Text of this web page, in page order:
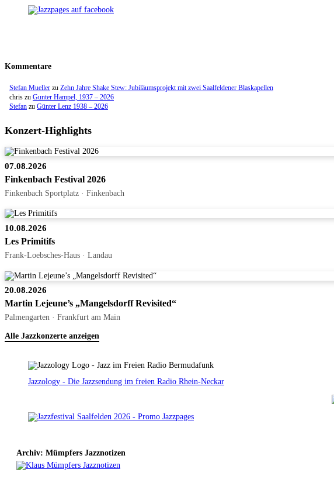
Kommentare
Stefan Mueller zu Zehn Jahre Shake Stew: Jubiläumsprojekt mit zwei Saalfeldener Blaskapellen
chris zu Gunter Hampel, 1937 – 2026
Stefan zu Günter Lenz 1938 – 2026
Konzert-Highlights
07.08.2026
Finkenbach Festival 2026
Finkenbach Sportplatz · Finkenbach
10.08.2026
Les Primitifs
Frank-Loebsches-Haus · Landau
20.08.2026
Martin Lejeune’s „Mangelsdorff Revisited“
Palmengarten · Frankfurt am Main
Alle Jazzkonzerte anzeigen
Jazzology - Die Jazzsendung im freien Radio Rhein-Neckar
Archiv: Mümpfers Jazznotizen